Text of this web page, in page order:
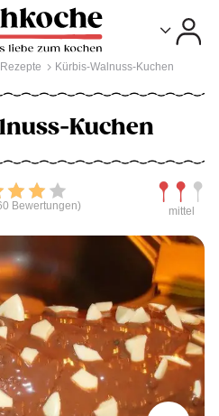
Kürbis-Walnuss-Kuchen
Kuchen
Bewerten
Bewertungen) mittel